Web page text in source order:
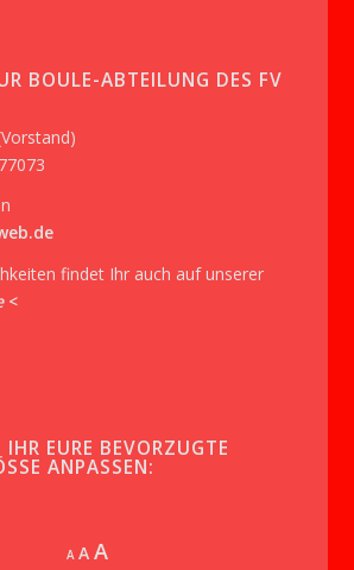
BOULE-ABTEILUNG DES FV
findet Ihr auch auf unserer
<
EURE BEVORZUGTE
ANPASSEN:
A Decrease
AReset
AIncrease